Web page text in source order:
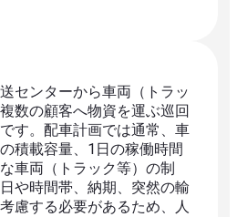
センターから車両（トラッ
数の顧客へ物資を運ぶ巡回
す。配車計画では通常、車
積載容量、1日の稼働時間
車両（トラック等）の制
や時間帯、納期、突然の輸
慮する必要があるため、人